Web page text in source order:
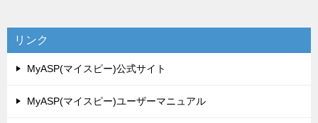
リンク
MyASP(マイスピー)公式サイト
MyASP(マイスピー)ユーザーマニュアル